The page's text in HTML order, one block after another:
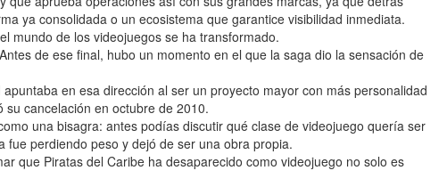
ya consolidada o un ecosistema que garantice visibilidad inmediata.
mundo de los videojuegos se ha transformado.
de ese final, hubo un momento en el que la saga dio la sensación de
en esa dirección al ser un proyecto mayor con más personalidad
cancelación en octubre de 2010.
una bisagra: antes podías discutir qué clase de videojuego quería ser
fue perdiendo peso y dejó de ser una obra propia.
que Piratas del Caribe ha desaparecido como videojuego no solo es